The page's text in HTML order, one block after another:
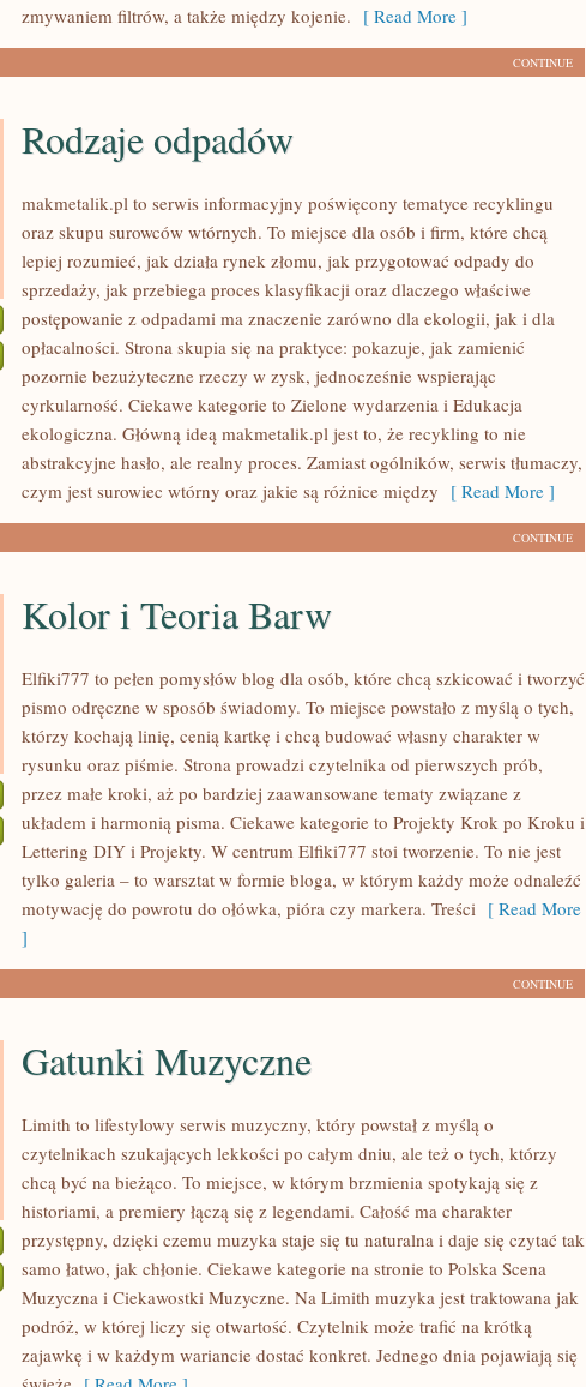
zmywaniem filtrów, a także między kojenie. [ Read More ]
CONTINUE
RODZAJE
ODPADÓW
Rodzaje odpadów
makmetalik.pl to serwis informacyjny poświęcony tematyce recyklingu
oraz skupu surowców wtórnych. To miejsce dla osób i firm, które chcą
lepiej rozumieć, jak działa rynek złomu, jak przygotować odpady do
sprzedaży, jak przebiega proces klasyfikacji oraz dlaczego właściwe
postępowanie z odpadami ma znaczenie zarówno dla ekologii, jak i dla
opłacalności. Strona skupia się na praktyce: pokazuje, jak zamienić
pozornie bezużyteczne rzeczy w zysk, jednocześnie wspierając
cyrkularność. Ciekawe kategorie to Zielone wydarzenia i Edukacja
ekologiczna. Główną ideą makmetalik.pl jest to, że recykling to nie
abstrakcyjne hasło, ale realny proces. Zamiast ogólników, serwis tłumaczy,
czym jest surowiec wtórny oraz jakie są różnice między [ Read More ]
CONTINUE
KOLOR
TEORIA
BARW
Kolor i Teoria Barw
Elfiki777 to pełen pomysłów blog dla osób, które chcą szkicować i tworzyć
pismo odręczne w sposób świadomy. To miejsce powstało z myślą o tych,
którzy kochają linię, cenią kartkę i chcą budować własny charakter w
rysunku oraz piśmie. Strona prowadzi czytelnika od pierwszych prób,
przez małe kroki, aż po bardziej zaawansowane tematy związane z
układem i harmonią pisma. Ciekawe kategorie to Projekty Krok po Kroku i
Lettering DIY i Projekty. W centrum Elfiki777 stoi tworzenie. To nie jest
tylko galeria – to warsztat w formie bloga, w którym każdy może odnaleźć
motywację do powrotu do ołówka, pióra czy markera. Treści [ Read More
]
CONTINUE
GATUNKI
MUZYCZNE
Gatunki Muzyczne
Limith to lifestylowy serwis muzyczny, który powstał z myślą o
czytelnikach szukających lekkości po całym dniu, ale też o tych, którzy
chcą być na bieżąco. To miejsce, w którym brzmienia spotykają się z
historiami, a premiery łączą się z legendami. Całość ma charakter
przystępny, dzięki czemu muzyka staje się tu naturalna i daje się czytać tak
samo łatwo, jak chłonie. Ciekawe kategorie na stronie to Polska Scena
Muzyczna i Ciekawostki Muzyczne. Na Limith muzyka jest traktowana jak
podróż, w której liczy się otwartość. Czytelnik może trafić na krótką
zajawkę i w każdym wariancie dostać konkret. Jednego dnia pojawiają się